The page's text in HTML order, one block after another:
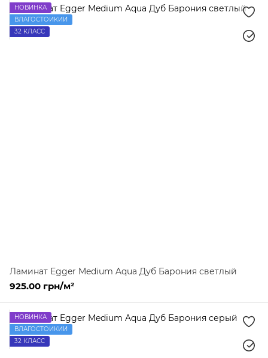
НОВИНКА
ВЛАГОСТОЙКИЙ
32 КЛАСС
Ламинат Egger Medium Aqua Дуб Барония светлый
925.00 грн/м²
НОВИНКА
ВЛАГОСТОЙКИЙ
32 КЛАСС